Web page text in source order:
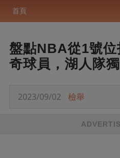
首頁
盤點NBA從1號
奇球員，湖人隊
2023/09/02 檢舉